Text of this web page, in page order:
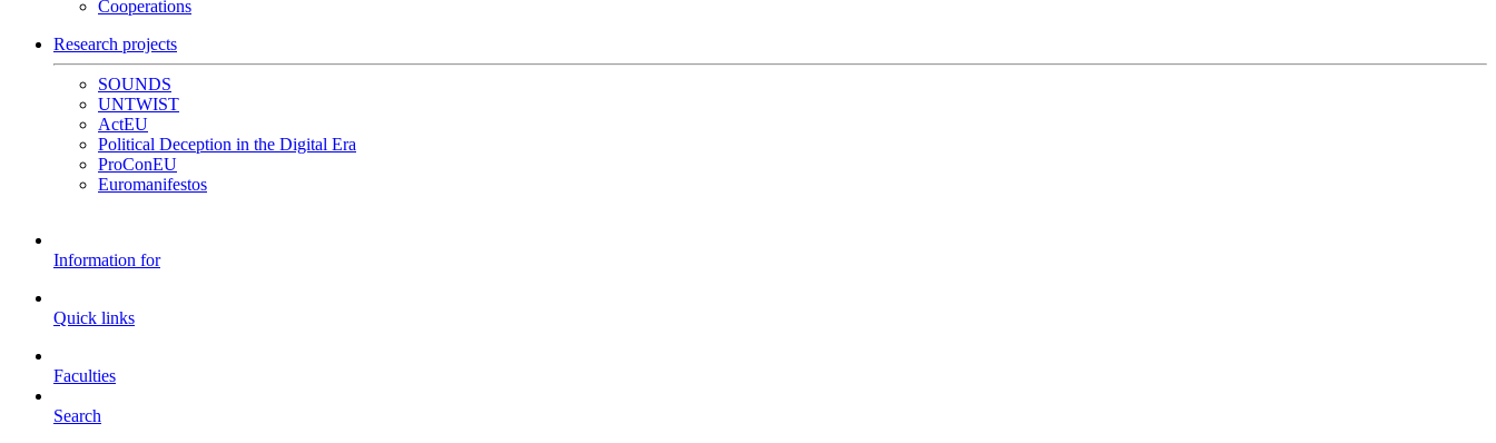
Cooperations
Research projects
SOUNDS
UNTWIST
ActEU
Political Deception in the Digital Era
ProConEU
Euromanifestos
Information for
Quick links
Faculties
Search